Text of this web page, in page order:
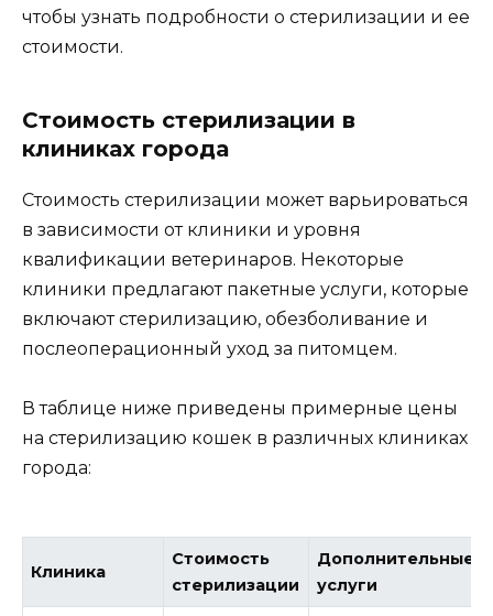
чтобы узнать подробности о стерилизации и ее
стоимости.
Стоимость стерилизации в
клиниках города
Стоимость стерилизации может варьироваться
в зависимости от клиники и уровня
квалификации ветеринаров. Некоторые
клиники предлагают пакетные услуги, которые
включают стерилизацию, обезболивание и
послеоперационный уход за питомцем.
В таблице ниже приведены примерные цены
на стерилизацию кошек в различных клиниках
города:
Клиника
Стоимость
стерилизации
Дополнительные
услуги